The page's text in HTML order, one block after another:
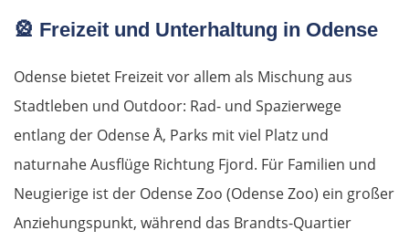
🎡 Freizeit und Unterhaltung in Odense
Odense bietet Freizeit vor allem als Mischung aus
Stadtleben und Outdoor: Rad- und Spazierwege
entlang der Odense Å, Parks mit viel Platz und
naturnahe Ausflüge Richtung Fjord. Für Familien und
Neugierige ist der Odense Zoo (Odense Zoo) ein großer
Anziehungspunkt, während das Brandts-Quartier
Szeged
Baja
Mohács